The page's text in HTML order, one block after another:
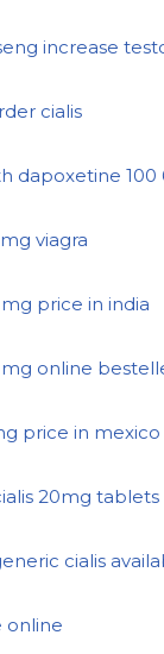
increase
cialis
dapoxetine 100
viagra
price in india
mg online
price in mexico
20mg tablets
cialis
online